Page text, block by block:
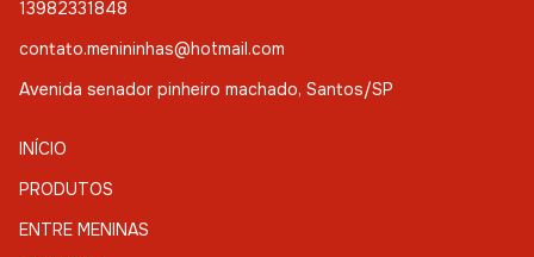
13982331848
contato.menininhas@hotmail.com
Avenida senador pinheiro machado, Santos/SP
INÍCIO
PRODUTOS
ENTRE MENINAS